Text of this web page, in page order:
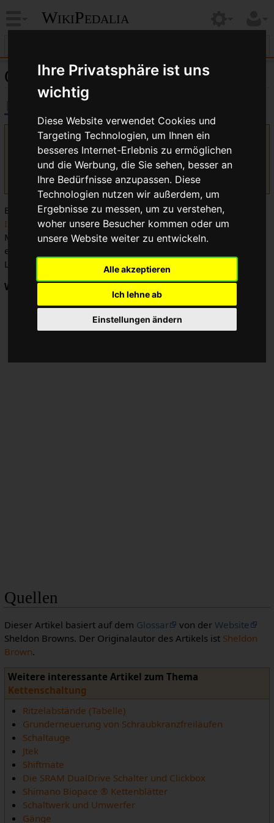
Ihre Privatsphäre ist uns
wichtig
Diese Website verwendet Cookies und
Targeting Technologien, um Ihnen ein
besseres Internet-Erlebnis zu ermöglichen
und die Werbung, die Sie sehen, besser an
Ihre Bedürfnisse anzupassen. Diese
Technologien nutzen wir außerdem, um
Ergebnisse zu messen, um zu verstehen,
woher unsere Besucher kommen oder um
unsere Website weiter zu entwickeln.
Alle akzeptieren
Ich lehne ab
Einstellungen ändern
WikiPedalia
Greaseguard ®
Version vom 19. Juli 2017, 07:47 Uhr vonBikegeissel
Beiträge)(Kategorie in Vorloage)
Unterschied)← Nächstältere Version| Aktuelle Version
(Unterschied) | Nächstjüngere Version → (Unterschied)
Bei Greaseguardhandelt es sich um ein System für
Innenlager,NabenlagerundPedallager, mit dem man ohne
Montagearbeiten frischesSchmierfettin die Lager
einbringen kann. Dieses System wurden von
Lizenz gefertigt.
Werbung:
Quellen
Dieser Artikel basiert auf dem Glossar von der Website
Sheldon Browns. Der Originalautor des Artikels ist Sheldon
Brown.
Weitere interessante Artikel zum Thema
Kettenschaltung
Ritzelabstände (Tabelle)
Grunderneuerung von Schraubkranzfreiläufen
Schaltauge
Jtek
Shiftmate
Die SRAM DualDrive Schalter und Clickbox
Shimano Biopace ® Kettenblätter
Schaltwerk und Umwerfer
Gänge